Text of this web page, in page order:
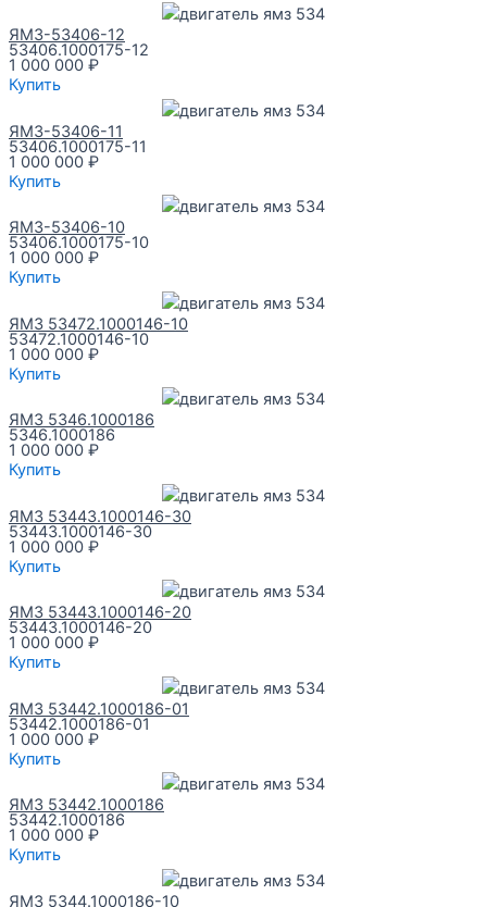
ЯМЗ-53406-12
53406.1000175-12
1 000 000 ₽
Купить
ЯМЗ-53406-11
53406.1000175-11
1 000 000 ₽
Купить
ЯМЗ-53406-10
53406.1000175-10
1 000 000 ₽
Купить
ЯМЗ 53472.1000146-10
53472.1000146-10
1 000 000 ₽
Купить
ЯМЗ 5346.1000186
5346.1000186
1 000 000 ₽
Купить
ЯМЗ 53443.1000146-30
53443.1000146-30
1 000 000 ₽
Купить
ЯМЗ 53443.1000146-20
53443.1000146-20
1 000 000 ₽
Купить
ЯМЗ 53442.1000186-01
53442.1000186-01
1 000 000 ₽
Купить
ЯМЗ 53442.1000186
53442.1000186
1 000 000 ₽
Купить
ЯМЗ 5344.1000186-10